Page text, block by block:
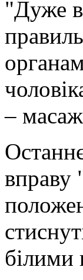
"Дуже
–
вправу
білими